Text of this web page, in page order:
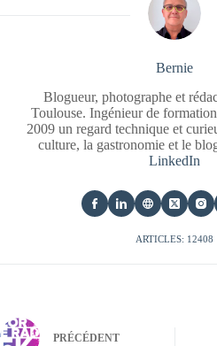
Bernie
Blogueur, photographe et
Toulouse. Ingénieur de
2009 un regard technique et
culture, la gastronomie et le
LinkedIn
ARTICLES: 12408
PRÉCÉDENT